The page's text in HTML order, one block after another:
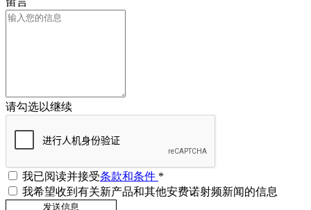
请勾选以继续
我已阅读并接受条款和条件 *
我希望收到有关新产品和其他安费诺射频新闻的信息